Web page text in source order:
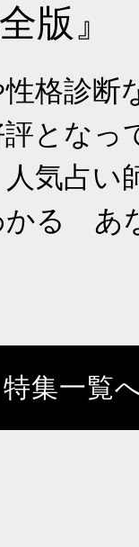
版』
格診断
となっ
気占い
かる あ
特集一覧